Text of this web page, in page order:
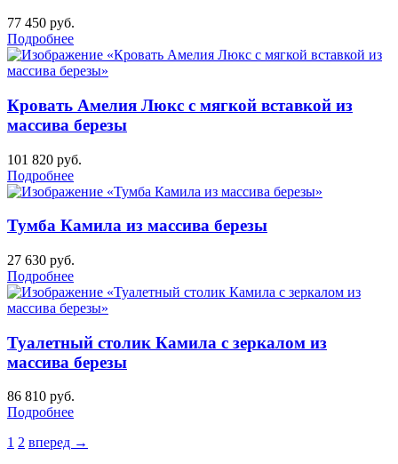
77 450 руб.
Подробнее
Кровать Амелия Люкс с мягкой вставкой из
массива березы
101 820 руб.
Подробнее
Тумба Камила из массива березы
27 630 руб.
Подробнее
Туалетный столик Камила с зеркалом из
массива березы
86 810 руб.
Подробнее
1 2 вперед →